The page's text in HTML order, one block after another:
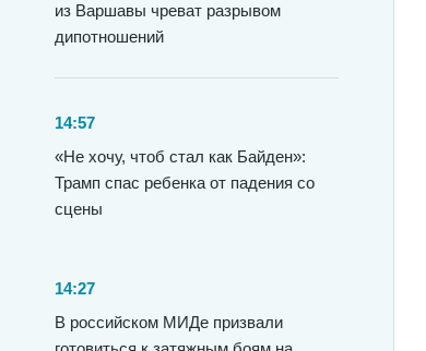
из Варшавы чреват разрывом
дипотношений
14:57
«Не хочу, чтоб стал как Байден»:
Трамп спас ребенка от падения со
сцены
14:27
В российском МИДе призвали